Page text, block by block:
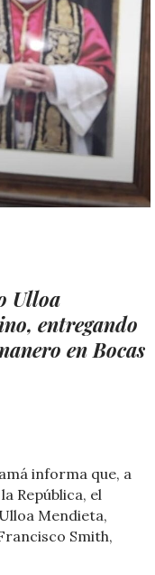
Ulloa
entregando
en Bocas
informa que, a
República, el
Mendieta,
Smith,